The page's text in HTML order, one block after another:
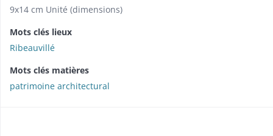
9x14 cm Unité (dimensions)
Mots clés lieux
Ribeauvillé
Mots clés matières
patrimoine architectural